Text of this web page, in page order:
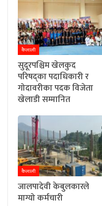
कैलाली
सुदूरपश्चिम खेलकुद
परिषद्का पदाधिकारी र
गोदावरीका पदक विजेता
खेलाडी सम्मानित
कैलाली
जालपादेवी केबुलकारले
माग्यो कर्मचारी